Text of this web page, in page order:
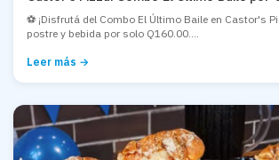
⚽ ¡Disfrutá del Combo El Último Baile en Castor's
postre y bebida por solo Q160.00....
Leer más →